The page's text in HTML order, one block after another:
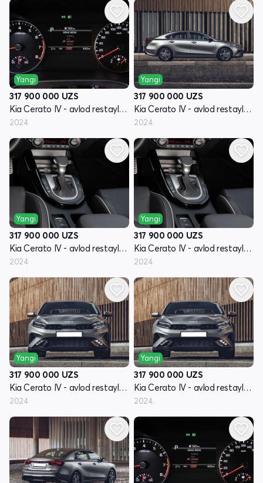
Yangi
317 900 000 UZS
Kia Cerato IV - avlod restayling
2024
Yangi
317 900 000 UZS
Kia Cerato IV - avlod restayling
2024
Yangi
317 900 000 UZS
Kia Cerato IV - avlod restayling
2024
Yangi
317 900 000 UZS
Kia Cerato IV - avlod restayling
2024
Yangi
317 900 000 UZS
Kia Cerato IV - avlod restayling
2024
Yangi
317 900 000 UZS
Kia Cerato IV - avlod restayling
2024